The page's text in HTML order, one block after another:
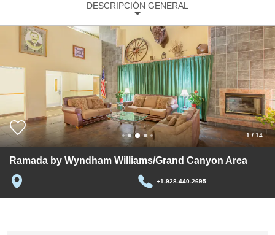
DESCRIPCIÓN GENERAL
1 / 14
Ramada by Wyndham Williams/Grand Canyon Area
+1-928-440-2695